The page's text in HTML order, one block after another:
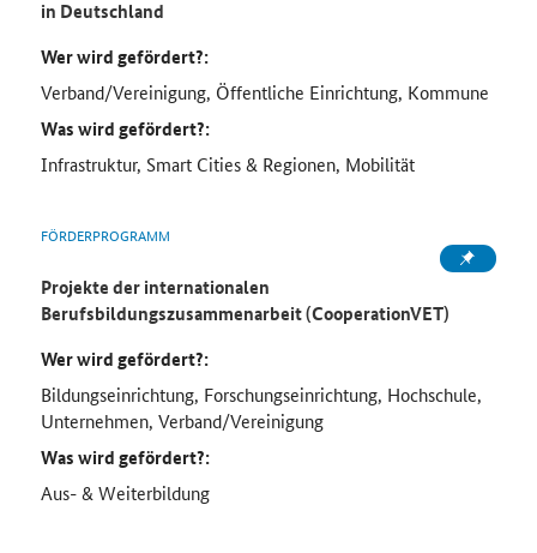
in Deutschland
Wer wird gefördert?:
Verband/Vereinigung, Öffentliche Einrichtung, Kommune
Was wird gefördert?:
Infrastruktur, Smart Cities & Regionen, Mobilität
FÖRDERPROGRAMM
Projekte der internationalen
Berufsbildungszusammenarbeit (CooperationVET)
Wer wird gefördert?:
Bildungseinrichtung, Forschungseinrichtung, Hochschule,
Unternehmen, Verband/Vereinigung
Was wird gefördert?:
Aus- & Weiterbildung